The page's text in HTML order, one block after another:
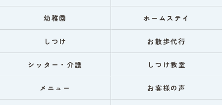
幼稚園 ホームステイ
しつけ お散歩代行
シッター・介護 しつけ教室
メニュー お客様の声